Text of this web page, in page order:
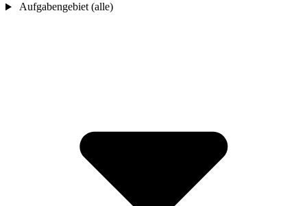
Aufgabengebiet (alle)